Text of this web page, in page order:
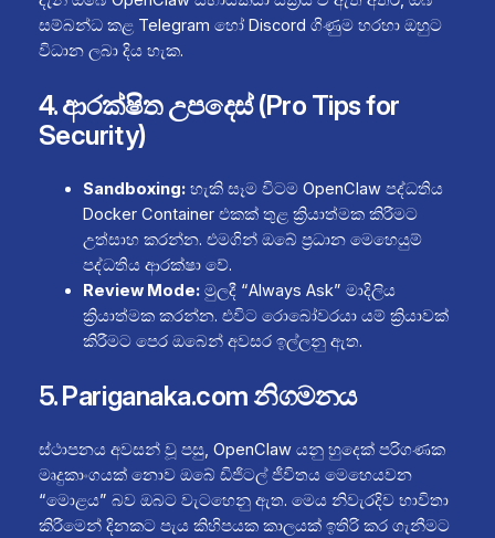
සම්බන්ධ කළ Telegram හෝ Discord ගිණුම හරහා ඔහුට
විධාන ලබා දිය හැක.
4. ආරක්ෂිත උපදෙස් (Pro Tips for
Security)
Sandboxing:හැකි සෑම විටම OpenClaw පද්ධතිය
Docker Container එකක් තුළ ක්‍රියාත්මක කිරීමට
උත්සාහ කරන්න. එමගින් ඔබේ ප්‍රධාන මෙහෙයුම්
පද්ධතිය ආරක්ෂා වේ.
Review Mode:මුලදී “Always Ask” මාදිලිය
ක්‍රියාත්මක කරන්න. එවිට රොබෝවරයා යම් ක්‍රියාවක්
කිරීමට පෙර ඔබෙන් අවසර ඉල්ලනු ඇත.
5. Pariganaka.com නිගමනය
ස්ථාපනය අවසන් වූ පසු, OpenClaw යනු හුදෙක් පරිගණක
මෘදුකාංගයක් නොව ඔබේ ඩිජිටල් ජීවිතය මෙහෙයවන
“මොළය” බව ඔබට වැටහෙනු ඇත. මෙය නිවැරදිව භාවිතා
කිරීමෙන් දිනකට පැය කිහිපයක කාලයක් ඉතිරි කර ගැනීමට